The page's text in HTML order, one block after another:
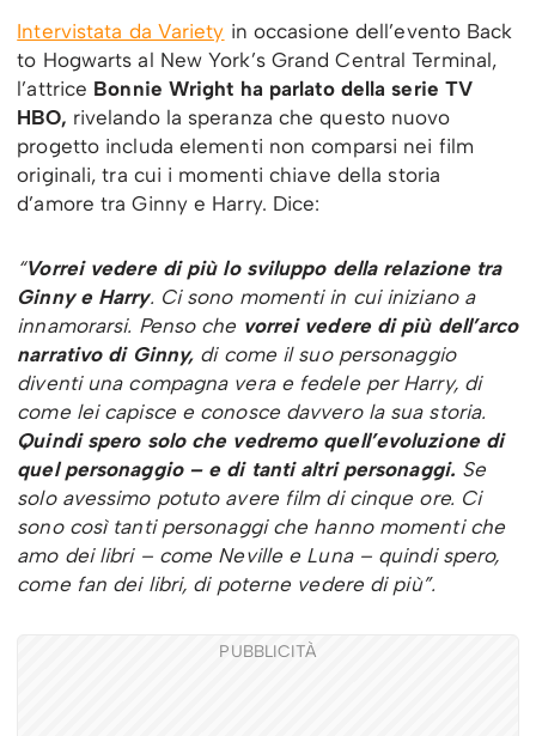
Intervistata da Variety in occasione dell’evento Back
to Hogwarts al New York’s Grand Central Terminal,
l’attrice Bonnie Wright ha parlato della serie TV
HBO, rivelando la speranza che questo nuovo
progetto includa elementi non comparsi nei film
originali, tra cui i momenti chiave della storia
d’amore tra Ginny e Harry. Dice:
“Vorrei vedere di più lo sviluppo della relazione tra
Ginny e Harry. Ci sono momenti in cui iniziano a
innamorarsi. Penso che vorrei vedere di più dell’arco
narrativo di Ginny, di come il suo personaggio
diventi una compagna vera e fedele per Harry, di
come lei capisce e conosce davvero la sua storia.
Quindi spero solo che vedremo quell’evoluzione di
quel personaggio – e di tanti altri personaggi. Se
solo avessimo potuto avere film di cinque ore. Ci
sono così tanti personaggi che hanno momenti che
amo dei libri – come Neville e Luna – quindi spero,
come fan dei libri, di poterne vedere di più”.
PUBBLICITÀ